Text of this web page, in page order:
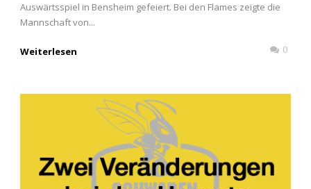
Auswärtsspiel in Bensheim gefeiert. Bei den Flames zeigte die
Mannschaft von...
Weiterlesen 0